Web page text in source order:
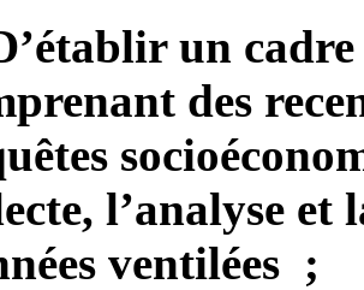
un
des
l’analyse
ventilées ;